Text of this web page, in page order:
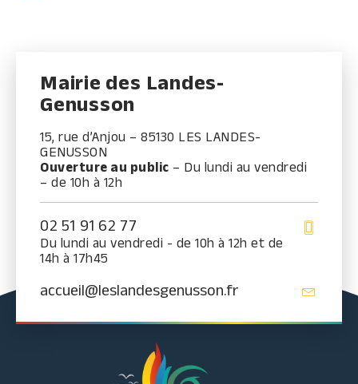
Mairie des Landes-
Genusson
15, rue d’Anjou – 85130 LES LANDES-
GENUSSON
Ouverture au public – Du lundi au vendredi
– de 10h à 12h
02 51 91 62 77
Du lundi au vendredi - de 10h à 12h et de
14h à 17h45
accueil@leslandesgenusson.fr